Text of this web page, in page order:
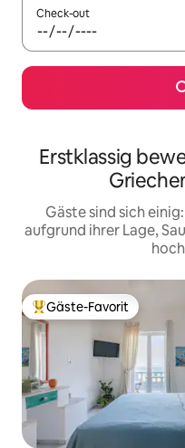
Check-out
Erstklassig
Gäste sind sich
aufgrund ihrer Lage,
Beliebter Gäste-Favorit.
Gäste-Favorit